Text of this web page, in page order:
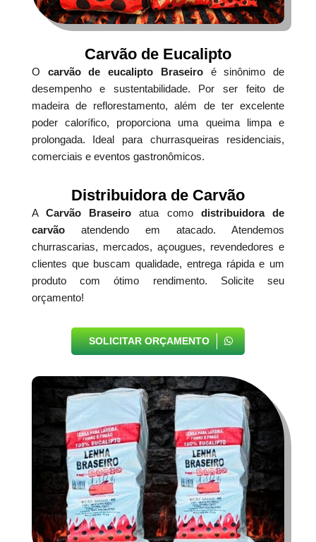
Carvão de Eucalipto
O carvão de eucalipto Braseiroé sinônimo de
desempenho e sustentabilidade. Por ser feito de
madeira de reflorestamento, além de ter excelente
poder calorífico, proporciona uma queima limpa e
prolongada. Ideal para churrasqueiras residenciais,
comerciais e eventos gastronômicos.
Distribuidora de Carvão
ACarvão Braseiro atua como distribuidora de
carvãoatendendo em atacado. Atendemos
churrascarias, mercados, açougues, revendedores e
clientes que buscam qualidade, entrega rápida e um
produto com ótimo rendimento. Solicite seu
orçamento!
SOLICITAR ORÇAMENTO